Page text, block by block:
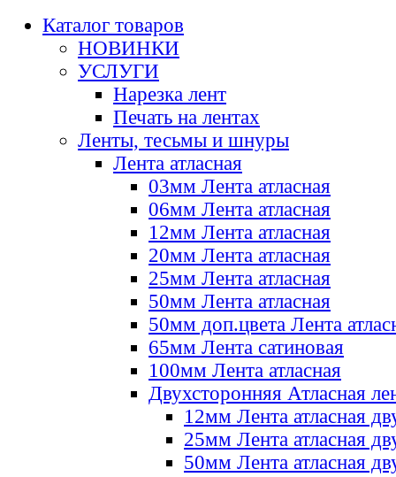
Каталог товаров
НОВИНКИ
УСЛУГИ
Нарезка лент
Печать на лентах
Ленты, тесьмы и шнуры
Лента атласная
03мм Лента атласная
06мм Лента атласная
12мм Лента атласная
20мм Лента атласная
25мм Лента атласная
50мм Лента атласная
50мм доп.цвета Лента
65мм Лента сатиновая
100мм Лента атласная
Двухсторонняя Атласная
12мм Лента атласная
25мм Лента атласная
50мм Лента атласная